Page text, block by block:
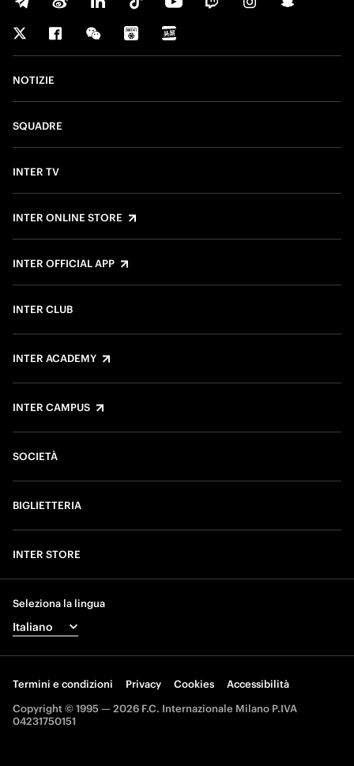
NOTIZIE
SQUADRE
INTER TV
INTER ONLINE STORE
INTER OFFICIAL APP
INTER CLUB
INTER ACADEMY
INTER CAMPUS
SOCIETÀ
BIGLIETTERIA
INTER STORE
Seleziona la lingua
Termini e condizioni Privacy Cookies
Accessibilità
Copyright © 1995 — 2026 F.C. Internazionale Milano P.IVA
04231750151